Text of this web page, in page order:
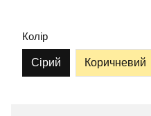
Колір
Сірий Коричневий